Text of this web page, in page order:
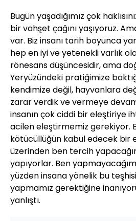
Bugün yaşadığımız çok
bir vahşet çağını yaşıyoruz.
var. Biz insanı tarih boyunca
hep en iyi ve yetenekli varlık
rönesans düşüncesidir, ama
Yeryüzündeki pratiğimize
kendimize değil, hayvanlara
zarar verdik ve vermeye
insanın çok ciddi bir eleştiriye
acilen eleştirmemiz gerekiyor.
kötücüllüğün kabul edecek bir
üzerinden ben tercih
yapıyorlar. Ben
yüzden insana yönelik bu
yapmamız gerektiğine
yanlıştı.